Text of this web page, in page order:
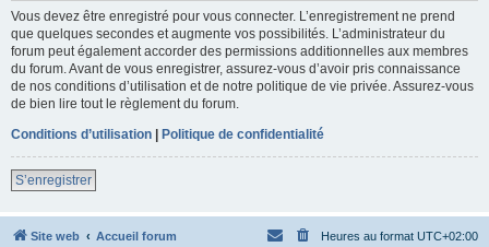
Vous devez être enregistré pour vous connecter. L’enregistrement ne prend
que quelques secondes et augmente vos possibilités. L’administrateur du
forum peut également accorder des permissions additionnelles aux membres
du forum. Avant de vous enregistrer, assurez-vous d’avoir pris connaissance
de nos conditions d’utilisation et de notre politique de vie privée. Assurez-vous
de bien lire tout le règlement du forum.
Conditions d’utilisation | Politique de confidentialité
S’enregistrer
Site web Accueil forum Heures au format UTC+02:00